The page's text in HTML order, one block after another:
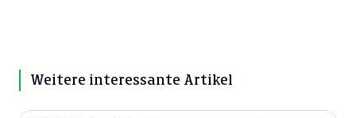
Weitere interessante Artikel